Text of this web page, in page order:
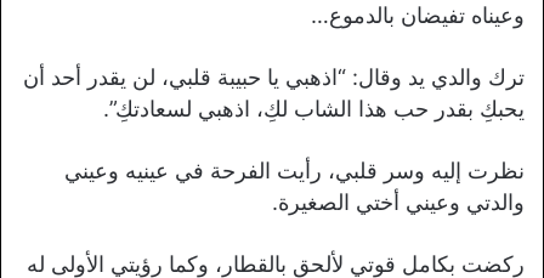
وعيناه تفيضان بالدموع…
ترك والدي يد وقال: “اذهبي يا حبيبة قلبي، لن يقدر أحد أن
يحبكِ بقدر حب هذا الشاب لكِ، اذهبي لسعادتكِ”.
نظرت إليه وسر قلبي، رأيت الفرحة في عينيه وعيني
والدتي وعيني أختي الصغيرة.
ركضت بكامل قوتي لألحق بالقطار، وكما رؤيتي الأولى له